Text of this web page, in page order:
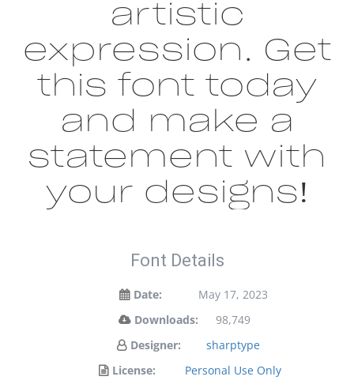
artistic
expression. Get
this font today
and make a
statement with
your designs!
Font Details
Date:
May 17, 2023
Downloads:
98,749
Designer:
sharptype
License:
Personal Use Only